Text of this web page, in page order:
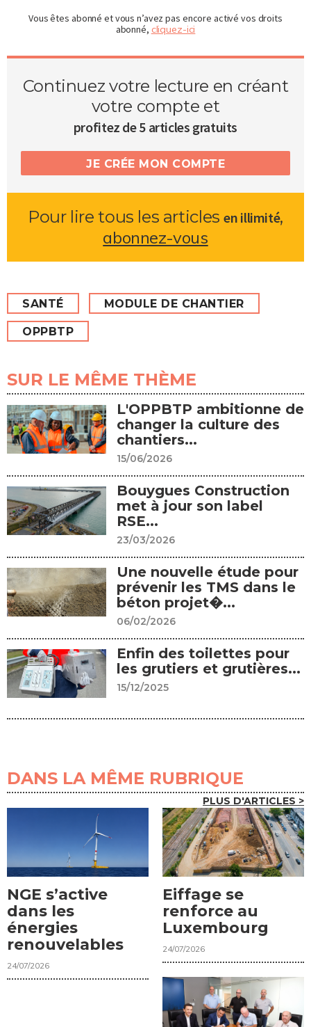
Vous êtes abonné et vous n’avez pas encore activé vos droits
abonné, cliquez-ici
Continuez votre lecture en créant
votre compte et
profitez de 5 articles gratuits
JE CRÉE MON COMPTE
Pour lire tous les articlesen illimité,
abonnez-vous
SANTÉ MODULE DE CHANTIER
OPPBTP
SUR LE MÊME THÈME
L'OPPBTP ambitionne de
changer la culture des
chantiers...
15/06/2026
Bouygues Construction
met à jour son label
RSE...
23/03/2026
Une nouvelle étude pour
prévenir les TMS dans le
béton projet�...
06/02/2026
Enfin des toilettes pour
les grutiers et grutières...
15/12/2025
DANS LA MÊME RUBRIQUE
PLUS D'ARTICLES >
NGE s’active
dans les
énergies
renouvelables
24/07/2026
Eiffage se
renforce au
Luxembourg
24/07/2026